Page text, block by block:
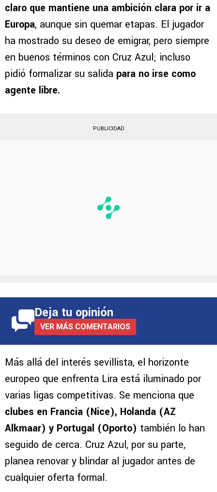
claro que mantiene una ambición clara por ir a
Europa, aunque sin quemar etapas. El jugador
ha mostrado su deseo de emigrar, pero siempre
en buenos términos con Cruz Azul; incluso
pidió formalizar su salida para no irse como
agente libre.
PUBLICIDAD
Deja tu opinión
VER MÁS COMENTARIOS
Más allá del interés sevillista, el horizonte
europeo que enfrenta Lira está iluminado por
varias ligas competitivas. Se menciona que
clubes en Francia (Nice), Holanda (AZ
Alkmaar) y Portugal (Oporto) también lo han
seguido de cerca. Cruz Azul, por su parte,
planea renovar y blindar al jugador antes de
cualquier oferta formal.